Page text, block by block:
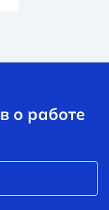
о работе